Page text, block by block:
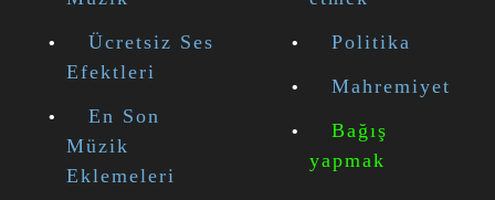
Ücretsiz Ses
Efektleri
En Son
Müzik
Eklemeleri
Politika
Mahremiyet
Bağış
yapmak